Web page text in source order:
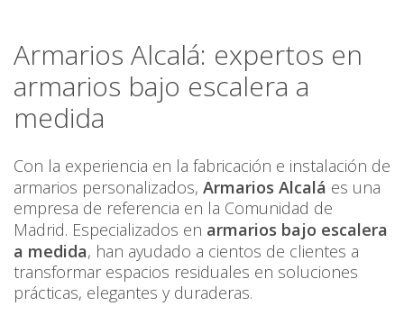
Armarios Alcalá: expertos en
armarios bajo escalera a
medida
Con la experiencia en la fabricación e instalación de
armarios personalizados, Armarios Alcalá es una
empresa de referencia en la Comunidad de
Madrid. Especializados en armarios bajo escalera
a medida, han ayudado a cientos de clientes a
transformar espacios residuales en soluciones
prácticas, elegantes y duraderas.